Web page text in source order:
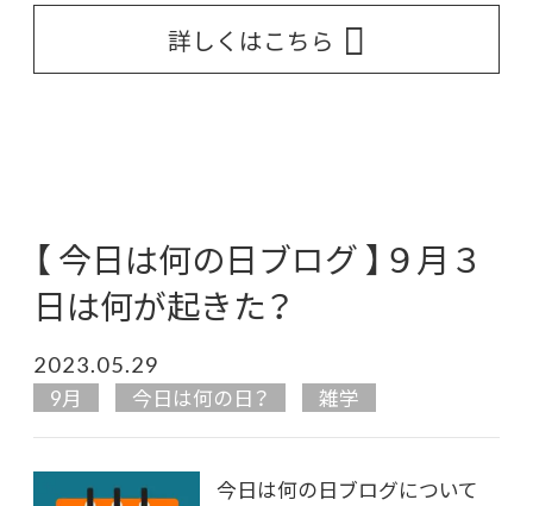
詳しくはこちら
【 今日は何の日ブログ 】９月３
日は何が起きた？
2023.05.29
9月 今日は何の日？ 雑学
今日は何の日ブログについて